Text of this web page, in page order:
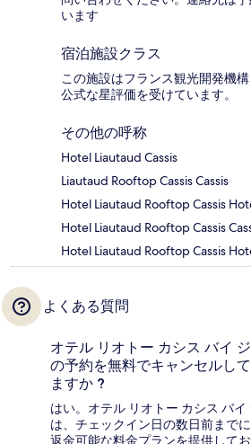
います
宿泊施設クラス
この施設はフランス観光開発機構
公式な星評価を受けています。
その他の呼称
Hotel Liautaud Cassis
Liautaud Rooftop Cassis Cassis
Hotel Liautaud Rooftop Cassis
Hotel Liautaud Rooftop Cassis
Hotel Liautaud Rooftop Cassis
よくある質問
オテル リオトー カシス バイ
の予約を無料でキャンセルし
ますか ?
はい。オテル リオトー カシス バ
は、チェックイン日の数日前まで
返金可能な料金プランを提供して